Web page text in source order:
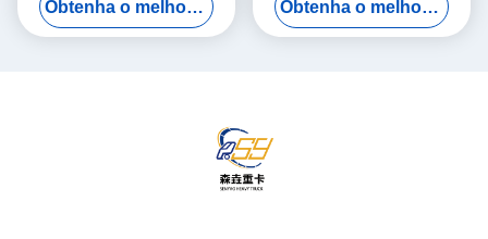
Veículo de transporte
resistente com motor diesel
Obtenha o melhor preço
de trator, plataforma de
transporte de carga,
Obtenha o melhor preço